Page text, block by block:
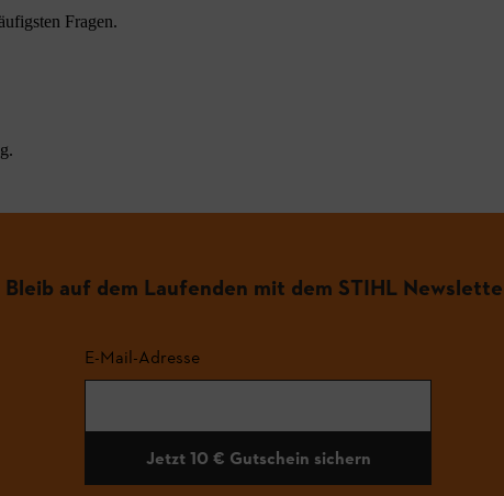
Fragen.
Bleib auf dem Laufenden mit dem STIHL
E-Mail-Adresse
Jetzt 10 € Gutschein sichern